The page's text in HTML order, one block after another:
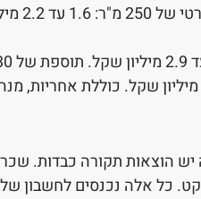
עלות
מ-2.7 מיליון ועד 3.5 מיליון שקל. כוללת
הוצאות תקורה כבדות. שכר
כל אלה נכנסים לחשבון